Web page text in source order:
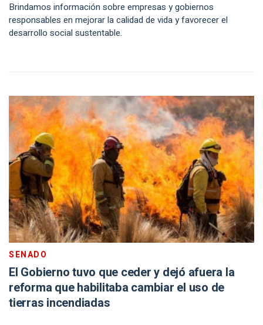
Brindamos información sobre empresas y gobiernos
responsables en mejorar la calidad de vida y favorecer el
desarrollo social sustentable.
SENADO
El Gobierno tuvo que ceder y dejó afuera la
reforma que habilitaba cambiar el uso de
tierras incendiadas